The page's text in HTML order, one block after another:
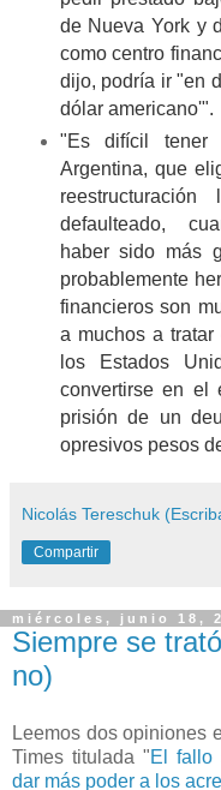
de Nueva York y
como centro
dijo, podría ir "en
dólar americano'".
"Es difícil tener
Argentina, que
defaulteado,
haber sido más
probablemente
financieros son
a muchos a
los Estados
convertirse en el
prisión de un
opresivos pesos
Nicolás Tereschuk
Compartir
miércoles, junio 18,
Siempre se
no)
Leemos dos opiniones
Times titulada "El fallo
dar más poder a los